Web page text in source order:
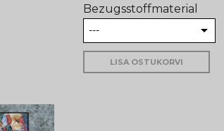
Bezugsstoffmaterial
LISA OSTUKORVI